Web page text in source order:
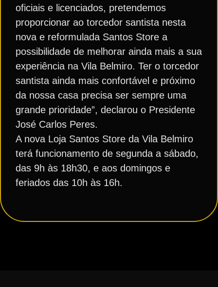
oficiais e licenciados, pretendemos
proporcionar ao torcedor santista nesta
nova e reformulada Santos Store a
possibilidade de melhorar ainda mais a sua
experiência na Vila Belmiro. Ter o torcedor
santista ainda mais confortável e próximo
da nossa casa precisa ser sempre uma
grande prioridade”, declarou o Presidente
José Carlos Peres.
A nova Loja Santos Store da Vila Belmiro
terá funcionamento de segunda a sábado,
das 9h às 18h30, e aos domingos e
feriados das 10h às 16h.